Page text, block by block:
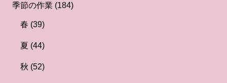
季節の作業 (184)
春 (39)
夏 (44)
秋 (52)